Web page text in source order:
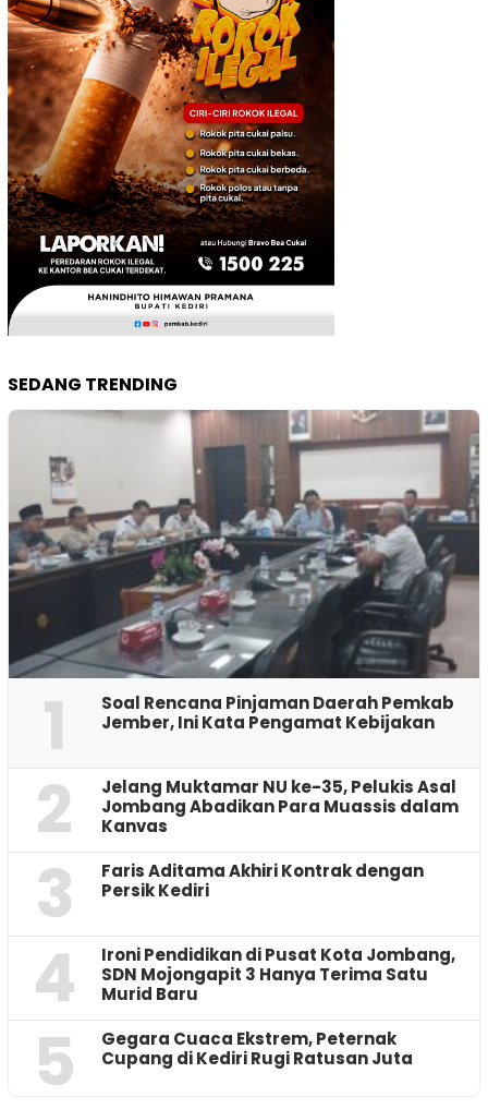
SEDANG TRENDING
1
‎Soal Rencana Pinjaman Daerah Pemkab
Jember, Ini Kata Pengamat Kebijakan ‎
2
Jelang Muktamar NU ke-35, Pelukis Asal
Jombang Abadikan Para Muassis dalam
Kanvas
3
Faris Aditama Akhiri Kontrak dengan
Persik Kediri
4
Ironi Pendidikan di Pusat Kota Jombang,
SDN Mojongapit 3 Hanya Terima Satu
Murid Baru
5
‎Gegara Cuaca Ekstrem, Peternak
Cupang di Kediri Rugi Ratusan Juta